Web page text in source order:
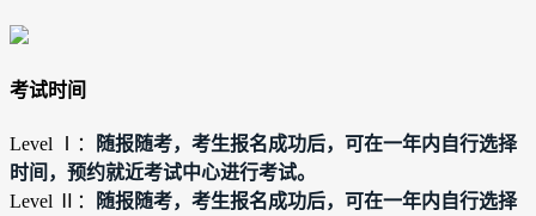
考试时间
Level Ⅰ：
随报随考，考生报名成功后，可在一年内自行选择
时间，预约就近考试中心进行考试。
Level Ⅱ：
随报随考，考生报名成功后，可在一年内自行选择